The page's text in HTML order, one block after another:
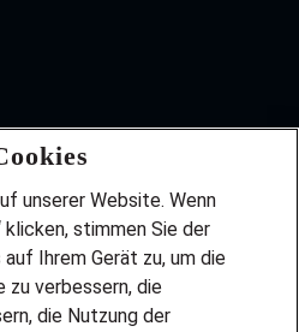
unserer Website. Wenn
klicken, stimmen Sie der
Ihrem Gerät zu, um die
zu verbessern, die
die Nutzung der